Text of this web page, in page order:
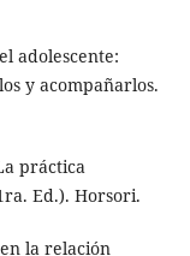
adolescente:
y acompañarlos.
práctica
Ed.). Horsori.
la relación